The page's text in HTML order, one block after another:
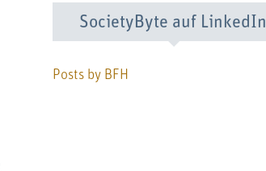
SocietyByte auf LinkedIn
Posts by BFH